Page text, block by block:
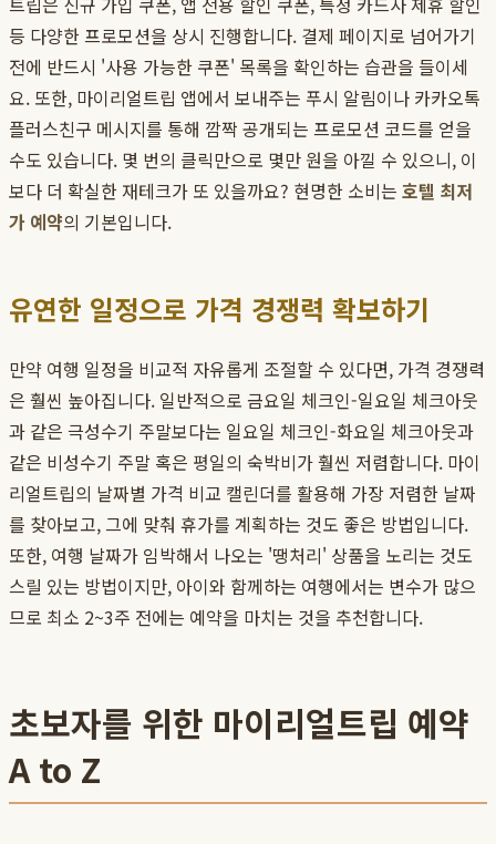
등 다양한 프로모션을 상시 진행합니다. 결제 페이지로 넘어가기
전에 반드시 '사용 가능한 쿠폰' 목록을 확인하는 습관을 들이세
요. 또한, 마이리얼트립 앱에서 보내주는 푸시 알림이나 카카오톡
플러스친구 메시지를 통해 깜짝 공개되는 프로모션 코드를 얻을
수도 있습니다. 몇 번의 클릭만으로 몇만 원을 아낄 수 있으니, 이
보다 더 확실한 재테크가 또 있을까요? 현명한 소비는 호텔 최저
가 예약의 기본입니다.
유연한 일정으로 가격 경쟁력 확보하기
만약 여행 일정을 비교적 자유롭게 조절할 수 있다면, 가격 경쟁력
은 훨씬 높아집니다. 일반적으로 금요일 체크인-일요일 체크아웃
과 같은 극성수기 주말보다는 일요일 체크인-화요일 체크아웃과
같은 비성수기 주말 혹은 평일의 숙박비가 훨씬 저렴합니다. 마이
리얼트립의 날짜별 가격 비교 캘린더를 활용해 가장 저렴한 날짜
를 찾아보고, 그에 맞춰 휴가를 계획하는 것도 좋은 방법입니다.
또한, 여행 날짜가 임박해서 나오는 '땡처리' 상품을 노리는 것도
스릴 있는 방법이지만, 아이와 함께하는 여행에서는 변수가 많으
므로 최소 2~3주 전에는 예약을 마치는 것을 추천합니다.
초보자를 위한 마이리얼트립 예약
A to Z